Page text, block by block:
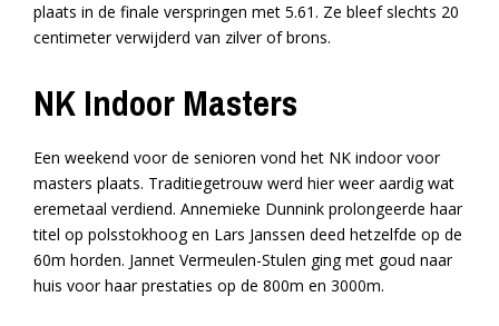
plaats in de finale verspringen met 5.61. Ze bleef slechts 20
centimeter verwijderd van zilver of brons.
NK Indoor Masters
Een weekend voor de senioren vond het NK indoor voor
masters plaats. Traditiegetrouw werd hier weer aardig wat
eremetaal verdiend. Annemieke Dunnink prolongeerde haar
titel op polsstokhoog en Lars Janssen deed hetzelfde op de
60m horden. Jannet Vermeulen-Stulen ging met goud naar
huis voor haar prestaties op de 800m en 3000m.